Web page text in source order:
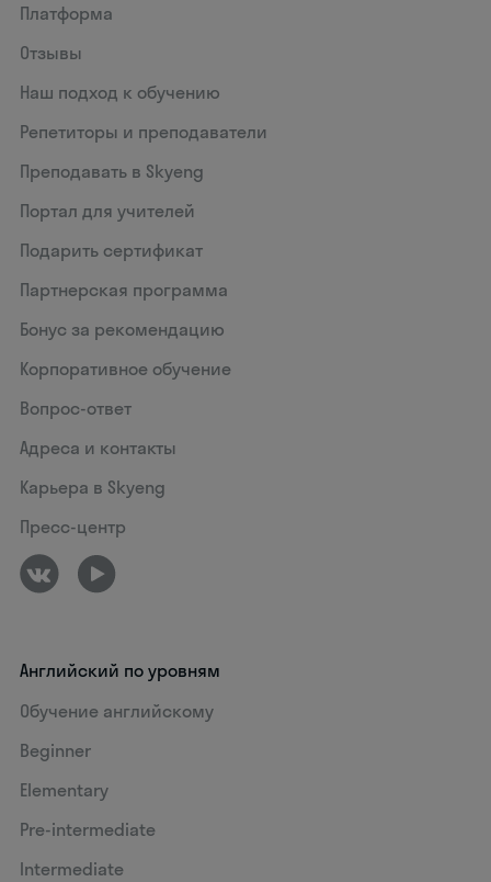
Платформа
Отзывы
Наш подход к обучению
Репетиторы и преподаватели
Преподавать в Skyeng
Портал для учителей
Подарить сертификат
Партнерская программа
Бонус за рекомендацию
Корпоративное обучение
Вопрос-ответ
Адреса и контакты
Карьера в Skyeng
Пресс-центр
Английский по уровням
Обучение английскому
Beginner
Elementary
Pre-intermediate
Intermediate